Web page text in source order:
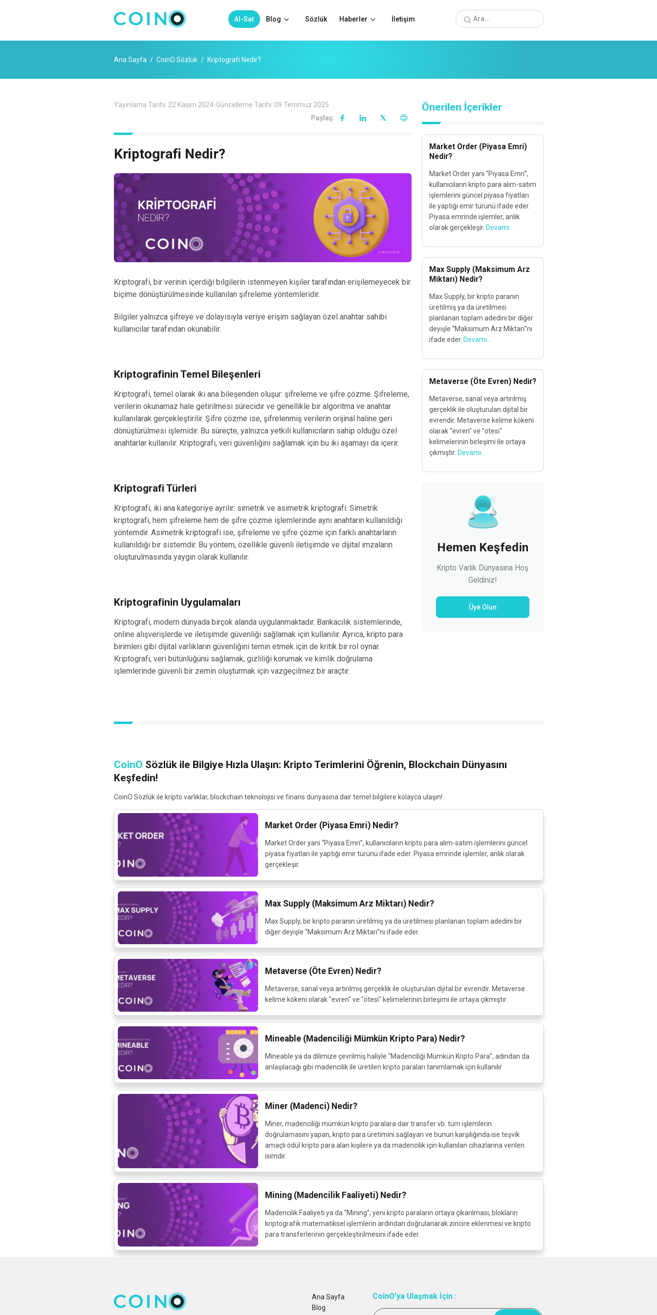
Al-Sat Blog Sözlük Haberler İletişim
Ana Sayfa CoinO Sözlük Kriptografi Nedir?
Yayınlama Tarihi: 22 Kasım 2024-Güncelleme Tarihi: 09 Temmuz 2025
Paylaş:
Kriptografi Nedir?
Kriptografi, bir verinin içerdiği bilgilerin istenmeyen kişiler tarafından erişilemeyecek bir
biçime dönüştürülmesinde kullanılan şifreleme yöntemleridir.
Bilgiler yalnızca şifreye ve dolayısıyla veriye erişim sağlayan özel anahtar sahibi
kullanıcılar tarafından okunabilir.
Kriptografinin Temel Bileşenleri
Kriptografi, temel olarak iki ana bileşenden oluşur: şifreleme ve şifre çözme. Şifreleme,
verilerin okunamaz hale getirilmesi sürecidir ve genellikle bir algoritma ve anahtar
kullanılarak gerçekleştirilir. Şifre çözme ise, şifrelenmiş verilerin orijinal haline geri
dönüştürülmesi işlemidir. Bu süreçte, yalnızca yetkili kullanıcıların sahip olduğu özel
anahtarlar kullanılır. Kriptografi, veri güvenliğini sağlamak için bu iki aşamayı da içerir.
Kriptografi Türleri
Kriptografi, iki ana kategoriye ayrılır: simetrik ve asimetrik kriptografi. Simetrik
kriptografi, hem şifreleme hem de şifre çözme işlemlerinde aynı anahtarın kullanıldığı
yöntemdir. Asimetrik kriptografi ise, şifreleme ve şifre çözme için farklı anahtarların
kullanıldığı bir sistemdir. Bu yöntem, özellikle güvenli iletişimde ve dijital imzaların
oluşturulmasında yaygın olarak kullanılır.
Kriptografinin Uygulamaları
Kriptografi, modern dünyada birçok alanda uygulanmaktadır. Bankacılık sistemlerinde,
online alışverişlerde ve iletişimde güvenliği sağlamak için kullanılır. Ayrıca, kripto para
birimleri gibi dijital varlıkların güvenliğini temin etmek için de kritik bir rol oynar.
Kriptografi, veri bütünlüğünü sağlamak, gizliliği korumak ve kimlik doğrulama
işlemlerinde güvenli bir zemin oluşturmak için vazgeçilmez bir araçtır.
Önerilen İçerikler
Market Order (Piyasa Emri)
Nedir?
Market Order yani “Piyasa Emri”,
kullanıcıların kripto para alım-satım
işlemlerini güncel piyasa fiyatları
ile yaptığı emir türünü ifade eder.
Piyasa emrinde işlemler, anlık
olarak gerçekleşir. Devamı...
Max Supply (Maksimum Arz
Miktarı) Nedir?
Max Supply, bir kripto paranın
üretilmiş ya da üretilmesi
planlanan toplam adedini bir diğer
deyişle “Maksimum Arz Miktarı”nı
ifade eder. Devamı...
Metaverse (Öte Evren) Nedir?
Metaverse, sanal veya artırılmış
gerçeklik ile oluşturulan dijital bir
evrendir. Metaverse kelime kökeni
olarak "evren" ve "ötesi"
kelimelerinin birleşimi ile ortaya
çıkmıştır. Devamı...
Hemen Keşfedin
Kripto Varlık Dünyasına Hoş
Geldiniz!
Üye Olun
CoinO Sözlük ile Bilgiye Hızla Ulaşın: Kripto Terimlerini Öğrenin, Blockchain Dünyasını
Keşfedin!
CoinO Sözlük ile kripto varlıklar, blockchain teknolojisi ve finans dünyasına dair temel bilgilere kolayca ulaşın!
Market Order (Piyasa Emri) Nedir?
Market Order yani “Piyasa Emri”, kullanıcıların kripto para alım-satım işlemlerini güncel
piyasa fiyatları ile yaptığı emir türünü ifade eder. Piyasa emrinde işlemler, anlık olarak
gerçekleşir.
Max Supply (Maksimum Arz Miktarı) Nedir?
Max Supply, bir kripto paranın üretilmiş ya da üretilmesi planlanan toplam adedini bir
diğer deyişle “Maksimum Arz Miktarı”nı ifade eder.
Metaverse (Öte Evren) Nedir?
Metaverse, sanal veya artırılmış gerçeklik ile oluşturulan dijital bir evrendir. Metaverse
kelime kökeni olarak "evren" ve "ötesi" kelimelerinin birleşimi ile ortaya çıkmıştır.
Mineable (Madenciliği Mümkün Kripto Para) Nedir?
Mineable ya da dilimize çevrilmiş haliyle “Madenciliği Mümkün Kripto Para”, adından da
anlaşılacağı gibi madencilik ile üretilen kripto paraları tanımlamak için kullanılır
Miner (Madenci) Nedir?
Miner, madenciliği mümkün kripto paralara dair transfer vb. tüm işlemlerin
doğrulamasını yapan, kripto para üretimini sağlayan ve bunun karşılığında ise teşvik
amaçlı ödül kripto para alan kişilere ya da madencilik için kullanılan cihazlarına verilen
isimdir.
Mining (Madencilik Faaliyeti) Nedir?
Madencilik Faaliyeti ya da “Mining”; yeni kripto paraların ortaya çıkarılması, blokların
kriptografik matematiksel işlemlerin ardından doğrulanarak zincire eklenmesi ve kripto
para transferlerinin gerçekleştirilmesini ifade eder.
Ana Sayfa
Blog
CoinO’ya Ulaşmak İçin :